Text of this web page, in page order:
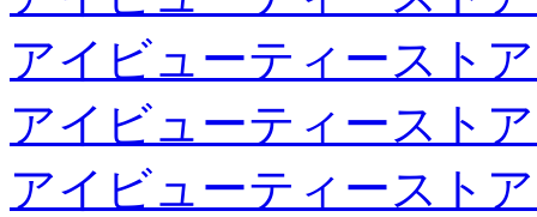
アイビューティースト
アイビューティースト
アイビューティースト